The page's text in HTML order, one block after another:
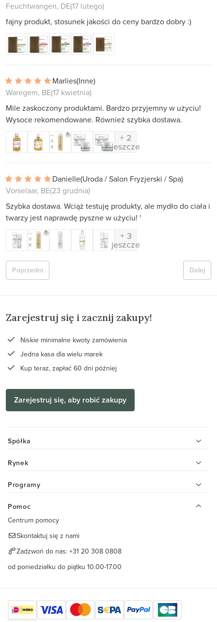
Feuchtwangen, DE(17 lutego)
fajny produkt, stosunek jakości do ceny bardzo dobry :)
Marlies(Inne)
Waregem, BE(17 kwietnia)
Mile zaskoczony produktami. Bardzo przyjemny w użyciu!
Wysoce rekomendowane. Również szybka dostawa.
+ 2
jeszcze
Danielle(Uroda / Salon Fryzjerski / Spa)
Vorselaar, BE(23 grudnia)
Szybka dostawa. Wciąż testuję produkty, ale mydło do ciała i
twarzy jest naprawdę pyszne w użyciu! '
+ 3
jeszcze
Dalej
Poprzedni
Zarejestruj się i zacznij zakupy!
Niskie minimalne kwoty zamówienia
Jedna kasa dla wielu marek
Kup teraz, zapłać 60 dni później
Zarejestruj się, aby robić zakupy
Spółka
Rynek
Programy
Pomoc
Centrum pomocy
Skontaktuj się z nami
Zadzwoń do nas: +31 20 308 0808
od poniedziałku do piątku 10.00-17.00